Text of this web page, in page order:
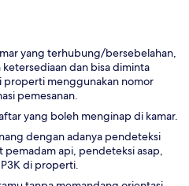
yang terhubung/bersebelahan,
dan bisa diminta
menggunakan nomor
pemesanan.
yang boleh menginap di kamar.
dengan adanya pendeteksi
pemadam api, pendeteksi asap,
di properti.